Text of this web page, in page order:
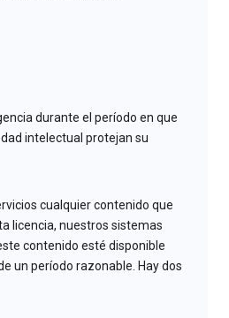
durante el período en que
intelectual protejan su
cualquier contenido que
licencia, nuestros sistemas
contenido esté disponible
un período razonable. Hay dos